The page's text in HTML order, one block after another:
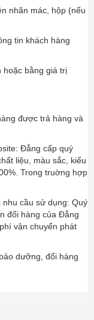
nhãn mác, hộp (nếu
tin khách hàng
bằng giá trị
được trả hàng và
Đẳng cấp quý
liệu, màu sắc, kiểu
Trong truờng hợp
cầu sử dụng: Quý
đổi hàng của Đẳng
vận chuyển phát
dưỡng, đổi hàng